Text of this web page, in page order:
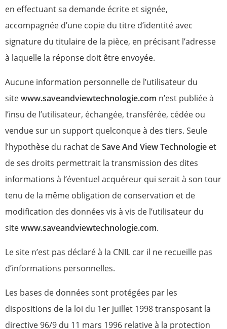
en effectuant sa demande écrite et signée,
accompagnée d’une copie du titre d’identité avec
signature du titulaire de la pièce, en précisant l’adresse
à laquelle la réponse doit être envoyée.
Aucune information personnelle de l’utilisateur du
sitewww.saveandviewtechnologie.com n’est publiée à
l’insu de l’utilisateur, échangée, transférée, cédée ou
vendue sur un support quelconque à des tiers. Seule
l’hypothèse du rachat deSave And View Technologie et
de ses droits permettrait la transmission des dites
informations à l’éventuel acquéreur qui serait à son tour
tenu de la même obligation de conservation et de
modification des données vis à vis de l’utilisateur du
sitewww.saveandviewtechnologie.com.
Le site n’est pas déclaré à la CNIL car il ne recueille pas
d’informations personnelles.
Les bases de données sont protégées par les
dispositions de la loi du 1er juillet 1998 transposant la
directive 96/9 du 11 mars 1996 relative à la protection